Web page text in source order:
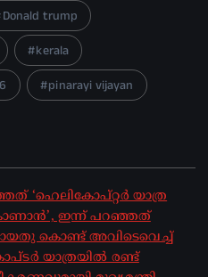
Donald trump
kerala
pinarayi vijayan
‘ഹെലികോപ്റ്റർ യാത്ര
ഇന്ന് പറഞ്ഞത്
കൊണ്ട് അവിടെവെച്ച്
യാത്രയിൽ രണ്ട്